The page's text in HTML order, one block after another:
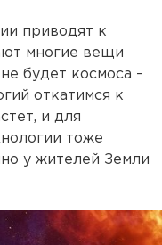
приводят к
многие вещи
будет космоса –
откатимся к
и для
тоже
у жителей Земли